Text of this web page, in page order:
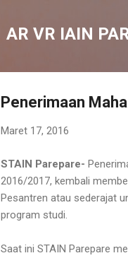
AR VR IAIN
Penerimaan
Maret 17, 2016
STAIN Parepare-
2016/2017, kembali
Pesantren atau sederajat
program studi.
Saat ini STAIN Parepare